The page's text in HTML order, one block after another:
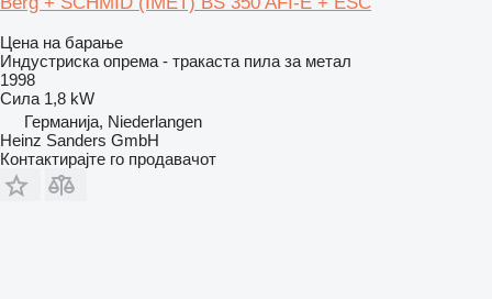
Цена на барање
Индустриска опрема - тракаста пила за метал
1998
Сила 1,8 kW
Германија, Niederlangen
Heinz Sanders GmbH
Контактирајте го продавачот